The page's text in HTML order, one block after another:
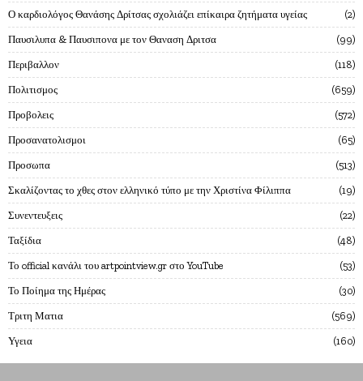
Ο καρδιολόγος Θανάσης Δρίτσας σχολιάζει επίκαιρα ζητήματα υγείας 2
Παυσιλυπα & Παυσιπονα με τον Θαναση Δριτσα 99
Περιβαλλον 118
Πολιτισμος 659
Προβολεις 572
Προσανατολισμοι 65
Προσωπα 513
Σκαλίζοντας το χθες στον ελληνικό τύπο με την Χριστίνα Φίλιππα 19
Συνεντευξεις 22
Ταξίδια 48
Το official κανάλι του artpointview.gr στο YouTube 53
Το Ποίημα της Ημέρας 30
Τριτη Ματια 569
Υγεια 160